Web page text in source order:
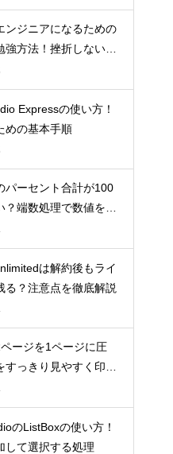
ンジニアになるための
強方法！挫折しない学
Expressの使い方！
めの基本手順
パーセント合計が100
？端数処理で数値を合
は解約後もライ
る？注意点を徹底解説
ージを1ページに圧
すっきり見やすく印刷
のListBoxの使い方！
して選択する処理